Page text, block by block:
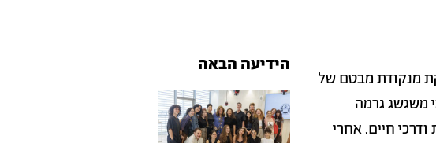
מנקודת מבטם של
משגשג גרמה
חיים. אחרי
הידיעה הבאה